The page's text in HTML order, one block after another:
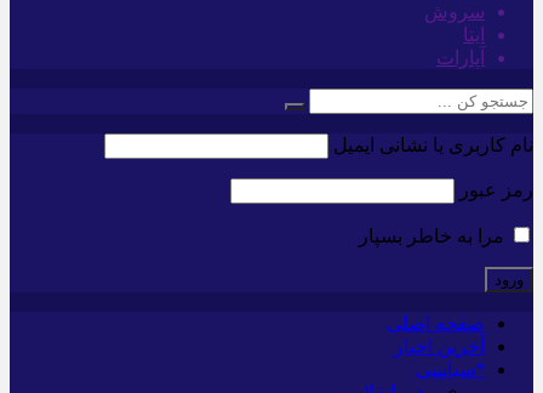
سروش
ایتا
آپارات
نام کاربری یا نشانی ایمیل
رمز عبور
مرا به خاطر بسپار
صفحه اصلی
آخرین اخبار
*سیاسی